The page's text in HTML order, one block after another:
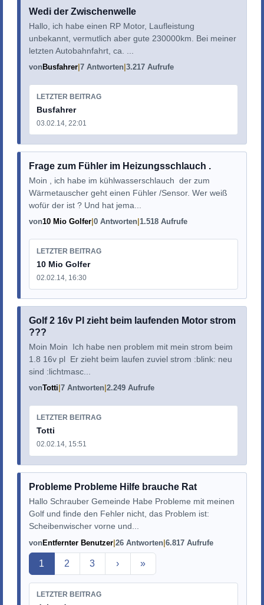
Wedi der Zwischenwelle
Hallo, ich habe einen RP Motor, Laufleistung
unbekannt, vermutlich aber gute 230000km. Bei meiner
letzten Autobahnfahrt, ca. ...
von Busfahrer 7 Antworten 3.217 Aufrufe
LETZTER BEITRAG
Busfahrer
03.02.14, 22:01
Frage zum Fühler im Heizungsschlauch .
Moin , ich habe im kühlwasserschlauch der zum
Wärmetauscher geht einen Fühler /Sensor. Wer weiß
wofür der ist ? Und hat jema...
von10 Mio Golfer 0 Antworten 1.518 Aufrufe
LETZTER BEITRAG
10 Mio Golfer
02.02.14, 16:30
Golf 2 16v Pl zieht beim laufenden Motor strom
???
Moin Moin Ich habe nen problem mit mein strom beim
1.8 16v pl Er zieht beim laufen zuviel strom :blink: neu
sind :lichtmasc...
vonTotti 7 Antworten 2.249 Aufrufe
LETZTER BEITRAG
Totti
02.02.14, 15:51
Probleme Probleme Hilfe brauche Rat
Hallo Schrauber Gemeinde Habe Probleme mit meinen
Golf und finde den Fehler nicht, das Problem ist:
Scheibenwischer vorne und...
vonEntfernter Benutzer 26 Antworten 6.817 Aufrufe
Aktuelle Seite
1 2 3 › »
LETZTER BEITRAG